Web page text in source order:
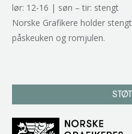
lør: 12-16 | søn – tir: stengt
Norske Grafikere holder
påskeuken og romjulen.